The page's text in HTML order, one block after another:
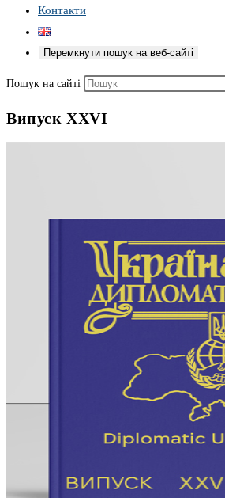
Контакти
Перемкнути пошук на веб-сайті
Пошук на сайті
Випуск ХХVІ